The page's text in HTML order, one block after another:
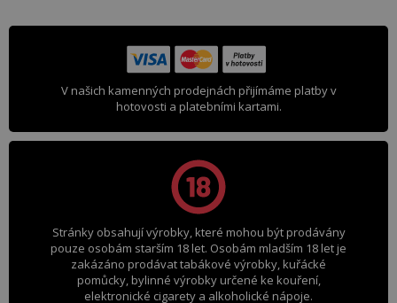
V našich kamenných prodejnách přijímáme platby v
hotovosti a platebními kartami.
Stránky obsahují výrobky, které mohou být prodávány
pouze osobám starším 18 let. Osobám mladším 18 let je
zakázáno prodávat tabákové výrobky, kuřácké
pomůcky, bylinné výrobky určené ke kouření,
elektronické cigarety a alkoholické nápoje.